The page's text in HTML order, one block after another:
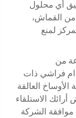
أي محلول
من القماش،
لمنع
من
فراشي ذات
العالقة
أرائك الاستلقاء
موافقة الشركة